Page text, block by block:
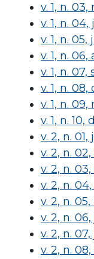
v. 1, n.
v. 1, n.
v. 1, n.
v. 1, n.
v. 1, n. 07,
v. 1, n.
v. 1, n.
v. 1, n. 10,
v. 2, n.
v. 2, n.
v. 2, n.
v. 2, n.
v. 2, n.
v. 2, n.
v. 2, n.
v. 2, n.